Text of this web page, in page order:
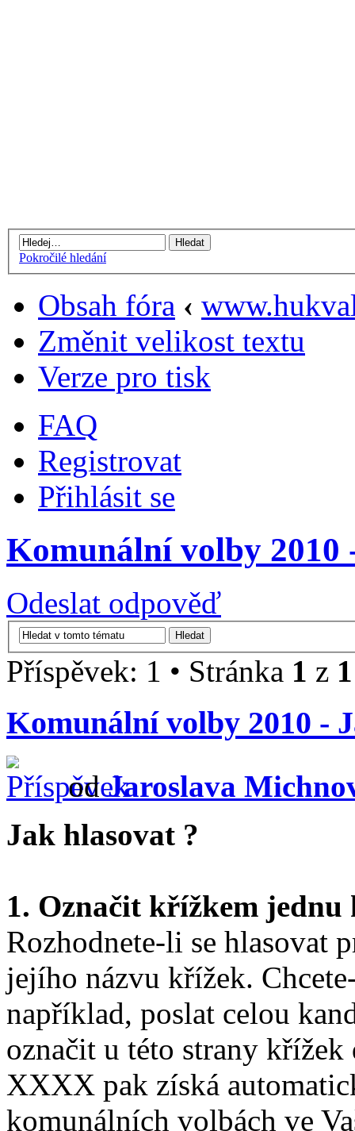
Pokročilé hledání
Obsah fóra ‹
Změnit velikost textu
Verze pro tisk
FAQ
Registrovat
Přihlásit se
Komunální volby 2010
Odeslat odpověď
Příspěvek: 1 • Stránka 1 z 1
Komunální volby 2010 -
odJaroslava
Jak hlasovat ?
1. Označit křížkem
Rozhodnete-li se hlasovat
jejího názvu křížek.
například, poslat celou
označit u této strany křížek
XXXX pak získá
komunálních volbách ve